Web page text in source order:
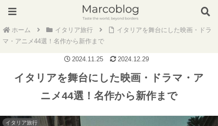
ホーム イタリア旅行
イタリアを舞台にした映画・ドラ
マ・アニメ44選！名作から新作まで
イタリアを舞台にした映画・ドラマ・ア
ニメ44選！名作から新作まで
イタリア旅行
2024.11.25 2024.12.29